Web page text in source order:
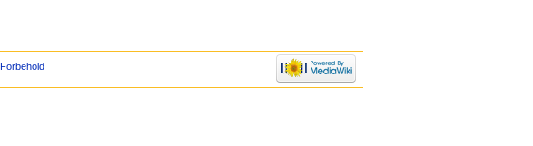
Forbehold